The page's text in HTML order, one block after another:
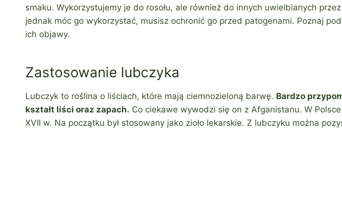
smaku. Wykorzystujemy je do rosołu, ale również do innych uwielbianych
jednak móc go wykorzystać, musisz ochronić go przed patogenami. Poznaj
ich objawy.
Zastosowanie lubczyka
Lubczyk to roślina o liściach, które mają ciemnozieloną barwę. Bardzo
kształt liści oraz zapach. Co ciekawe wywodzi się on z Afganistanu. W
XVII w. Na początku był stosowany jako zioło lekarskie. Z lubczyku można